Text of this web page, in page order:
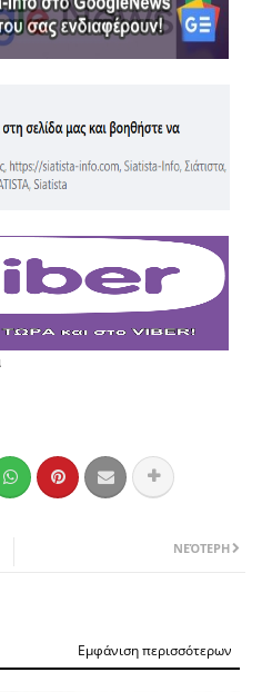
ΝΕΌΤΕΡΗ
Εμφάνιση περισσότερων